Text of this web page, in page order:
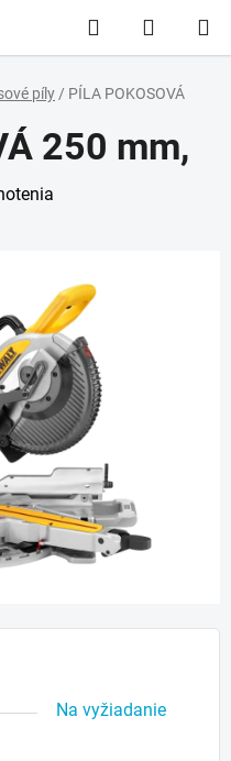
Hľadať
KOŠÍK
píly / PÍLA POKOSOVÁ
Na vyžiadanie
250 mm,